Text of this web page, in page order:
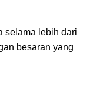
selama lebih dari
besaran yang